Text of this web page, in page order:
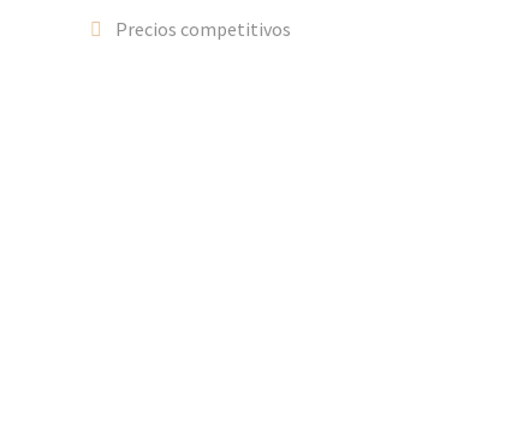
Precios competitivos